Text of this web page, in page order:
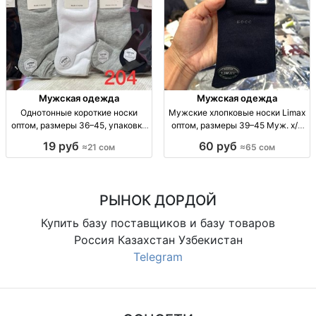
Мужская одежда
Однотонные короткие носки
оптом, размеры 36–45, упаковка
носки оптом, р-р 36–41 и 41–45,
19 руб ≈21 сом
Мужская одежда
Мужские хлопковые носки Limax
оптом, размеры 39–45 Муж. х/б
пар, 65 сом.
60 руб ≈65 сом
РЫНОК ДОРДОЙ
Купить базу поставщиков и базу товаров
Россия Казахстан Узбекистан
Telegram